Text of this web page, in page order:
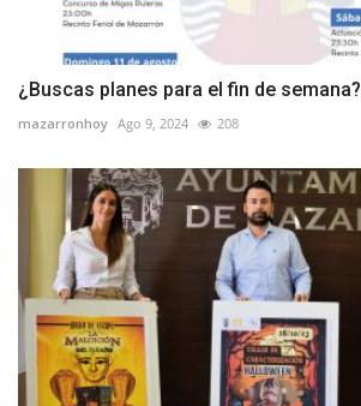
¿Buscas planes para el fin de semana?
mazarronhoy Ago 9, 2024 208